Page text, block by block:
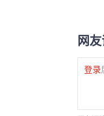
网
登录